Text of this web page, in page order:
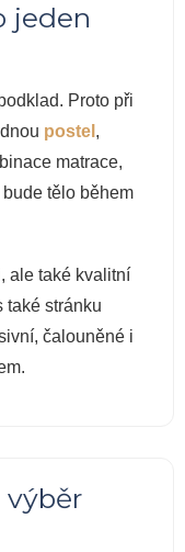
jeden
Proto při
postel ,
matrace,
tělo během
ale také kvalitní
také stránku
čalouněné i
výběr